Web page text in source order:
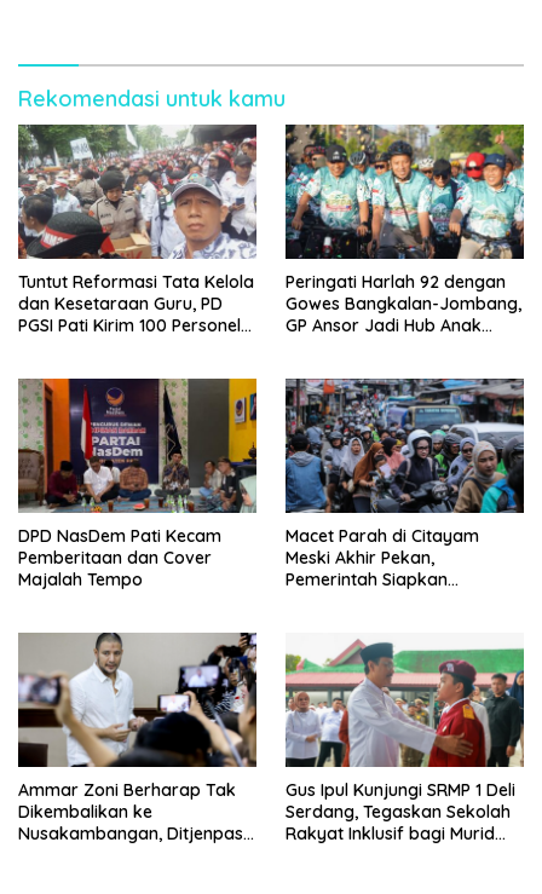
Rekomendasi untuk kamu
Tuntut Reformasi Tata Kelola
dan Kesetaraan Guru, PD
PGSI Pati Kirim 100 Personel
Peringati Harlah 92 dengan
Gowes Bangkalan-Jombang,
GP Ansor Jadi Hub Anak
DPD NasDem Pati Kecam
Pemberitaan dan Cover
Majalah Tempo
Macet Parah di Citayam
Meski Akhir Pekan,
Pemerintah Siapkan
Ammar Zoni Berharap Tak
Dikembalikan ke
Nusakambangan, Ditjenpas
Gus Ipul Kunjungi SRMP 1 Deli
Serdang, Tegaskan Sekolah
Rakyat Inklusif bagi Murid